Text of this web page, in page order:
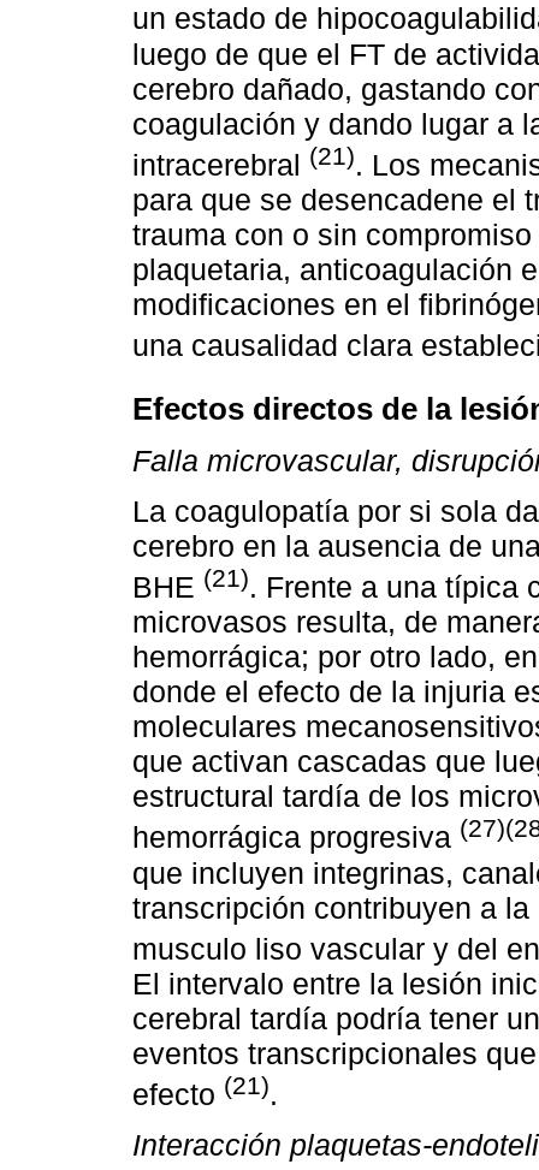
un estado de
luego de que el FT de
cerebro dañado, gastando
coagulación y dando lugar a
intracerebral (21). Los
para que se desencadene el
trauma con o sin
plaquetaria, anticoagulación
modificaciones en el
una causalidad clara
Efectos directos de la
Falla microvascular,
La coagulopatía por si sola
cerebro en la ausencia de
BHE (21). Frente a una típica
microvasos resulta, de
hemorrágica; por otro lado,
donde el efecto de la injuria
moleculares
que activan cascadas que
estructural tardía de los
hemorrágica progresiva
que incluyen integrinas,
transcripción contribuyen a
musculo liso vascular y del
El intervalo entre la lesión
cerebral tardía podría tener
eventos transcripcionales
efecto (21).
Interacción plaquetas-